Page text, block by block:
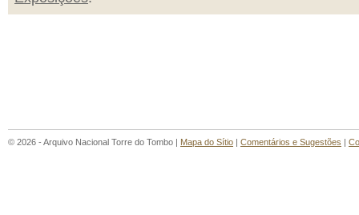
© 2026 - Arquivo Nacional Torre do Tombo | Mapa do Sítio | Comentários e Sugestões |